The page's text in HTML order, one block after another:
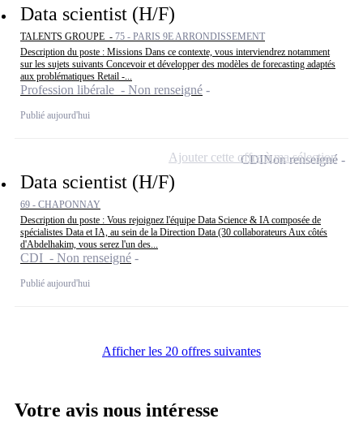
Data scientist (H/F)
TALENTS GROUPE - 75 - PARIS 9E ARRONDISSEMENT
Description du poste : Missions Dans ce contexte, vous interviendrez notamment
sur les sujets suivants Concevoir et développer des modèles de forecasting adaptés
aux problématiques Retail -...
Profession libérale - Non renseigné
Publié aujourd'hui
Data scientist (H/F)
69 - CHAPONNAY
Description du poste : Vous rejoignez l'équipe Data Science & IA composée de
spécialistes Data et IA, au sein de la Direction Data (30 collaborateurs Aux côtés
d'Abdelhakim, vous serez l'un des...
CDI - Non renseigné
Publié aujourd'hui
CDINon renseigné
Ajouter cette offre à ma sélection
Afficher les 20 offres suivantes
Votre avis nous intéresse